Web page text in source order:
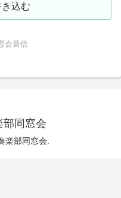
込む
会音信
部同窓会
楽部同窓会.